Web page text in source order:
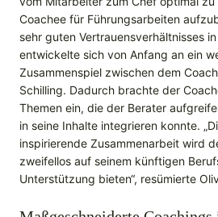
Coachee für Führungsarbeiten
sehr guten Vertrauensverhältnisses
entwickelte sich von Anfang an ein
Zusammenspiel zwischen dem
Schilling. Dadurch brachte der
Themen ein, die der Berater
in seine Inhalte integrieren konnte.
inspirierende Zusammenarbeit wird
zweifellos auf seinem künftigen
Unterstützung bieten“, resümierte